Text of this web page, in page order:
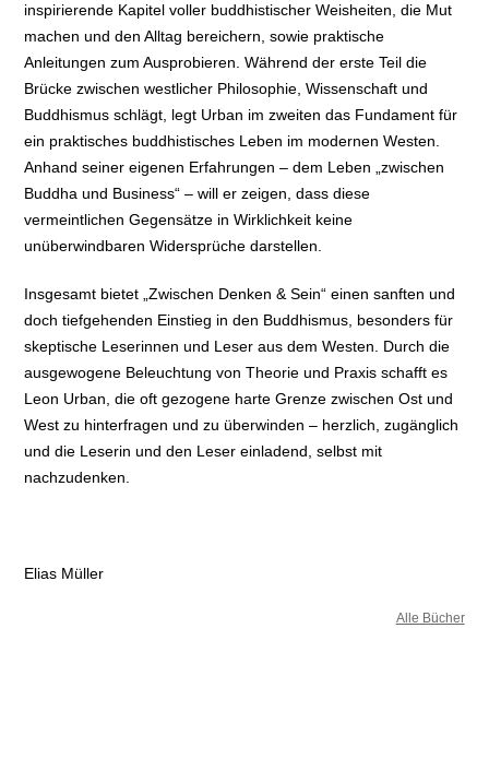
inspirierende Kapitel voller buddhistischer Weisheiten, die Mut
machen und den Alltag bereichern, sowie praktische
Anleitungen zum Ausprobieren. Während der erste Teil die
Brücke zwischen westlicher Philosophie, Wissenschaft und
Buddhismus schlägt, legt Urban im zweiten das Fundament für
ein praktisches buddhistisches Leben im modernen Westen.
Anhand seiner eigenen Erfahrungen – dem Leben „zwischen
Buddha und Business“ – will er zeigen, dass diese
vermeintlichen Gegensätze in Wirklichkeit keine
unüberwindbaren Widersprüche darstellen.
Insgesamt bietet „Zwischen Denken & Sein“ einen sanften und
doch tiefgehenden Einstieg in den Buddhismus, besonders für
skeptische Leserinnen und Leser aus dem Westen. Durch die
ausgewogene Beleuchtung von Theorie und Praxis schafft es
Leon Urban, die oft gezogene harte Grenze zwischen Ost und
West zu hinterfragen und zu überwinden – herzlich, zugänglich
und die Leserin und den Leser einladend, selbst mit
nachzudenken.
Elias Müller
Alle Bücher